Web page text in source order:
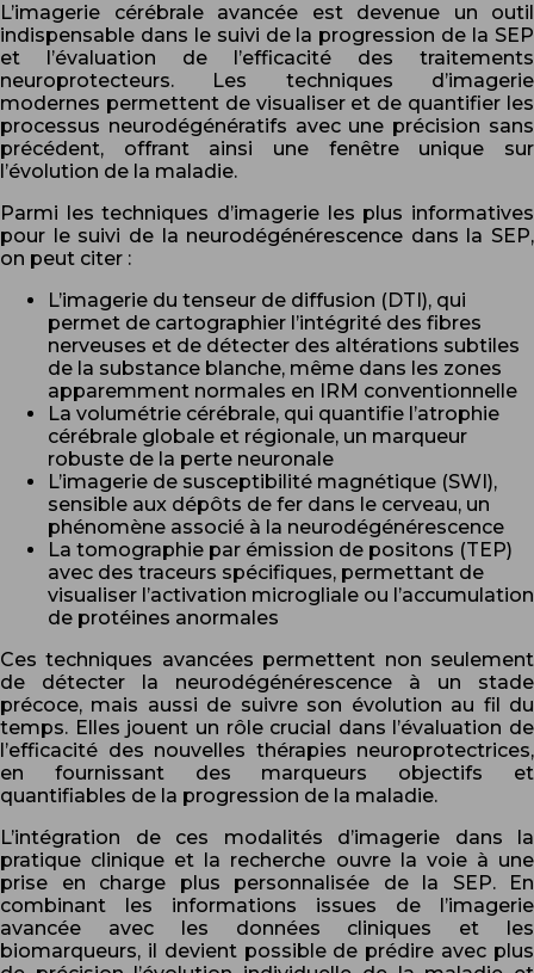
L’imagerie cérébrale avancée est devenue un outil
indispensable dans le suivi de la progression de la SEP
et l’évaluation de l’efficacité des traitements
neuroprotecteurs. Les techniques d’imagerie
modernes permettent de visualiser et de quantifier les
processus neurodégénératifs avec une précision sans
précédent, offrant ainsi une fenêtre unique sur
l’évolution de la maladie.
Parmi les techniques d’imagerie les plus informatives
pour le suivi de la neurodégénérescence dans la SEP,
on peut citer :
L’imagerie du tenseur de diffusion (DTI), qui
permet de cartographier l’intégrité des fibres
nerveuses et de détecter des altérations subtiles
de la substance blanche, même dans les zones
apparemment normales en IRM conventionnelle
La volumétrie cérébrale, qui quantifie l’atrophie
cérébrale globale et régionale, un marqueur
robuste de la perte neuronale
L’imagerie de susceptibilité magnétique (SWI),
sensible aux dépôts de fer dans le cerveau, un
phénomène associé à la neurodégénérescence
La tomographie par émission de positons (TEP)
avec des traceurs spécifiques, permettant de
visualiser l’activation microgliale ou l’accumulation
de protéines anormales
Ces techniques avancées permettent non seulement
de détecter la neurodégénérescence à un stade
précoce, mais aussi de suivre son évolution au fil du
temps. Elles jouent un rôle crucial dans l’évaluation de
l’efficacité des nouvelles thérapies neuroprotectrices,
en fournissant des marqueurs objectifs et
quantifiables de la progression de la maladie.
L’intégration de ces modalités d’imagerie dans la
pratique clinique et la recherche ouvre la voie à une
prise en charge plus personnalisée de la SEP. En
combinant les informations issues de l’imagerie
avancée avec les données cliniques et les
biomarqueurs, il devient possible de prédire avec plus